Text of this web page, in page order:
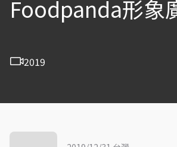
Foodpanda形象
2019